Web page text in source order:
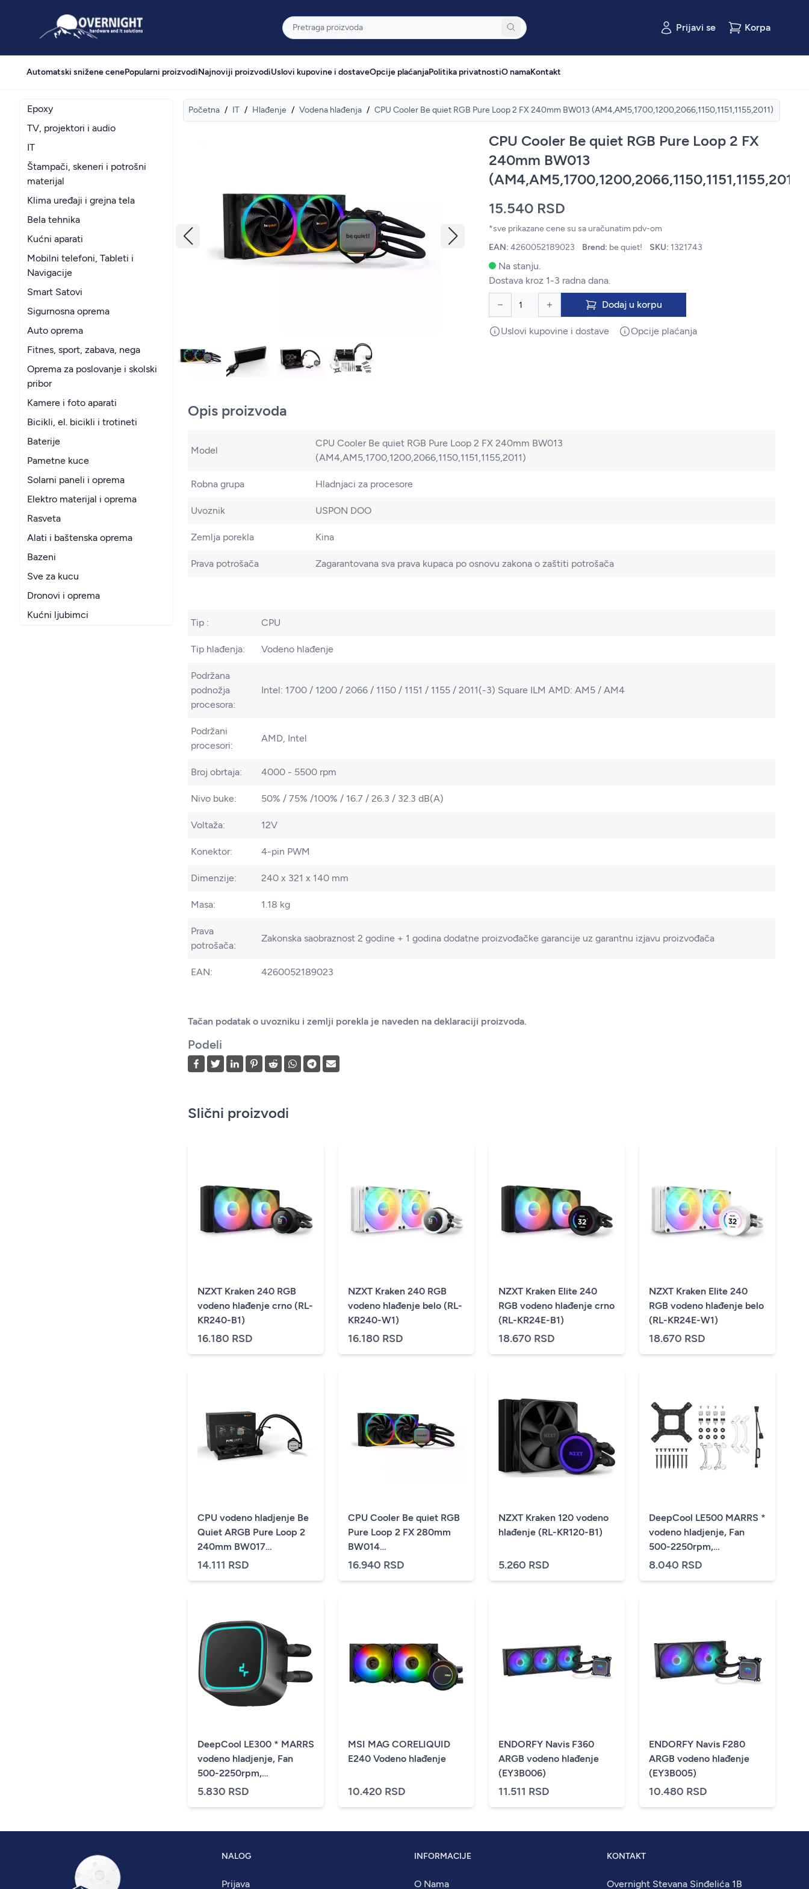
Overnight Pretraga
Prijavi se Korpa
Automatski snižene cenePopularni proizvodiNajnoviji proizvodiUslovi kupovine i dostaveOpcije plaćanjaPolitika privatnostiO namaKontakt
Epoxy
TV, projektori i audio
IT
Štampači, skeneri i potrošni
materijal
Klima uređaji i grejna tela
Bela tehnika
Kućni aparati
Mobilni telefoni, Tableti i
Navigacije
Smart Satovi
Sigurnosna oprema
Auto oprema
Fitnes, sport, zabava, nega
Oprema za poslovanje i skolski
pribor
Kamere i foto aparati
Bicikli, el. bicikli i trotineti
Baterije
Pametne kuce
Solarni paneli i oprema
Elektro materijal i oprema
Rasveta
Alati i baštenska oprema
Bazeni
Sve za kucu
Dronovi i oprema
Kućni ljubimci
Početna / IT / Hlađenje / Vodena hlađenja / CPU Cooler Be quiet RGB Pure Loop 2 FX 240mm BW013 (AM4,AM5,1700,1200,2066,1150,1151,1155,2011)
CPU Cooler Be quiet RGB Pure Loop 2 FX
240mm BW013
(AM4,AM5,1700,1200,2066,1150,1151,1155,2011)
15.540 RSD
*sve prikazane cene su sa uračunatim pdv-om
EAN: 4260052189023 Brend: be quiet! SKU: 1321743
Na stanju.
Dostava kroz 1-3 radna dana.
Dodaj u korpu
Uslovi kupovine i dostave Opcije plaćanja
Opis proizvoda
Model
CPU Cooler Be quiet RGB Pure Loop 2 FX 240mm BW013
(AM4,AM5,1700,1200,2066,1150,1151,1155,2011)
Robna grupa Hladnjaci za procesore
Uvoznik USPON DOO
Zemlja porekla Kina
Prava potrošača Zagarantovana sva prava kupaca po osnovu zakona o zaštiti potrošača
Tip : CPU
Tip hlađenja: Vodeno hlađenje
Podržana
podnožja
procesora:
Intel: 1700 / 1200 / 2066 / 1150 / 1151 / 1155 / 2011(-3) Square ILM AMD: AM5 / AM4
Podržani
procesori:
AMD, Intel
Broj obrtaja: 4000 - 5500 rpm
Nivo buke: 50% / 75% /100% / 16.7 / 26.3 / 32.3 dB(A)
Voltaža: 12V
Konektor: 4-pin PWM
Dimenzije: 240 x 321 x 140 mm
Masa: 1.18 kg
Prava
potrošača:
Zakonska saobraznost 2 godine + 1 godina dodatne proizvođačke garancije uz garantnu izjavu proizvođača
EAN: 4260052189023
Tačan podatak o uvozniku i zemlji porekla je naveden na deklaraciji proizvoda.
Podeli
Slični proizvodi
NZXT Kraken 240 RGB
vodeno hlađenje crno (RL-
KR240-B1)
16.180 RSD
NZXT Kraken 240 RGB
vodeno hlađenje belo (RL-
KR240-W1)
16.180 RSD
NZXT Kraken Elite 240
RGB vodeno hlađenje crno
(RL-KR24E-B1)
18.670 RSD
NZXT Kraken Elite 240
RGB vodeno hlađenje belo
(RL-KR24E-W1)
18.670 RSD
CPU vodeno hladjenje Be
Quiet ARGB Pure Loop 2
240mm BW017
(AM4,AM3,1151,1150,1155,1200,1700)
14.111 RSD
CPU Cooler Be quiet RGB
Pure Loop 2 FX 280mm
BW014
(AM4,AM5,1700,1200,2066,1150,1151,1155,2011)
16.940 RSD
NZXT Kraken 120 vodeno
hlađenje (RL-KR120-B1)
5.260 RSD
DeepCool LE500 MARRS *
vodeno hladjenje, Fan
500-2250rpm,
LGA115x/1200/1700/AMD
8.040 RSD
DeepCool LE300 * MARRS
vodeno hladjenje, Fan
500-2250rpm,
LGA115x/1200/1700/AMD
5.830 RSD
MSI MAG CORELIQUID
E240 Vodeno hlađenje
10.420 RSD
ENDORFY Navis F360
ARGB vodeno hlađenje
(EY3B006)
11.511 RSD
ENDORFY Navis F280
ARGB vodeno hlađenje
(EY3B005)
10.480 RSD
NALOG
Prijava
INFORMACIJE
O Nama
KONTAKT
Overnight Stevana Sinđelića 1B